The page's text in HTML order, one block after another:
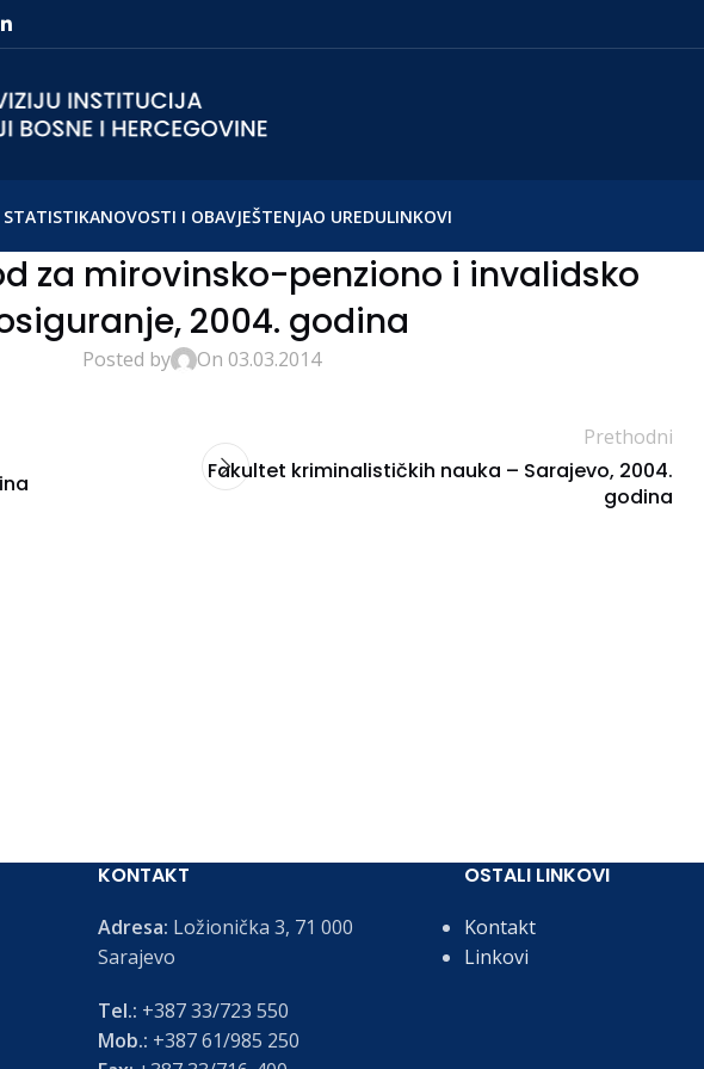
STATISTIKANOVOSTI I OBAVJEŠTENJAO UREDULINKOVI
za mirovinsko-penziono i invalidsko
2004. godina
Posted by On 03.03.2014
Prethodni
Fakultet kriminalističkih nauka – Sarajevo, 2004.
godina
KONTAKT
Adresa: Ložionička 3, 71 000
Sarajevo
Tel.: +387 33/723 550
Mob.: +387 61/985 250
OSTALI LINKOVI
Kontakt
Linkovi